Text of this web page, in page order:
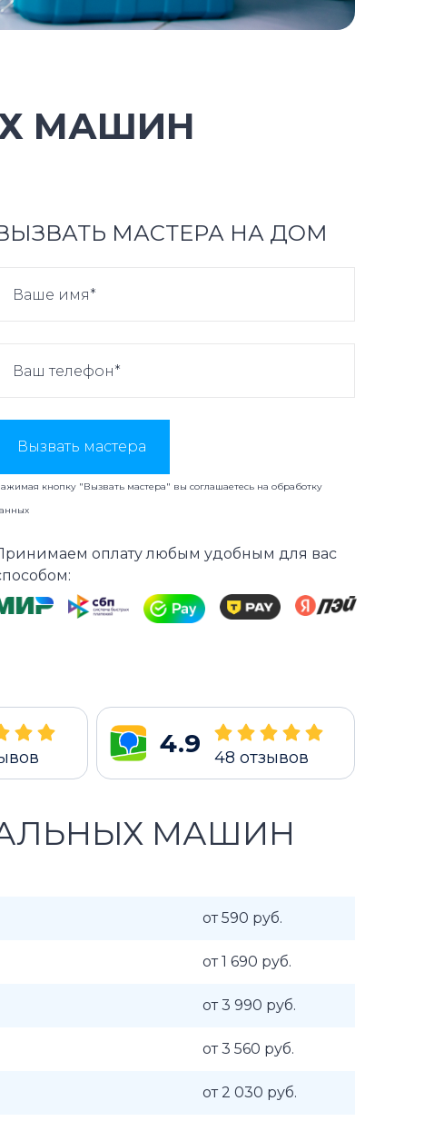
МАШИН
МАСТЕРА НА ДОМ
Вызвать мастера
кнопку "Вызвать мастера" вы соглашаетесь наобработку
оплату любым удобным для вас
4.9 48 отзывов
МАШИН
от 590 руб.
от 1 690 руб.
от 3 990 руб.
от 3 560 руб.
от 2 030 руб.